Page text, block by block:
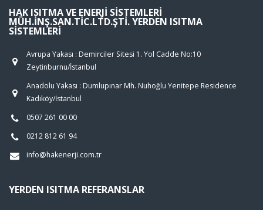
HAK ISITMA VE ENERJI SISTEMLERI
MÜH.İNŞ.SAN.TIC.LTD.ŞTI. YERDEN ISITMA
SISTEMLERI
Avrupa Yakası : Demirciler Sitesi 1. Yol Cadde No:10
Zeytinburnu/İstanbul
Anadolu Yakası : Dumlupınar Mh. Nuhoğlu Yenitepe Residence
Kadıköy/İstanbul
0507 261 00 00
0212 812 61 94
info@hakenerji.com.tr
YERDEN ISITMA REFERANSLAR